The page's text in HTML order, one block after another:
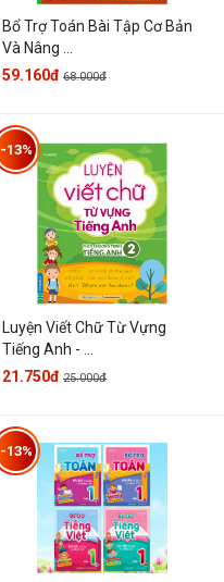
Bổ Trợ Toán Bài Tập Cơ Bản
Và Nâng ...
59.160đ 68.000đ
Luyện Viết Chữ Từ Vựng
Tiếng Anh - ...
-13%
21.750đ 25.000đ
-13%